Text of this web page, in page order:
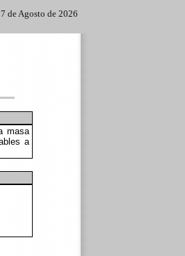
de Agosto de 2026
masa
a